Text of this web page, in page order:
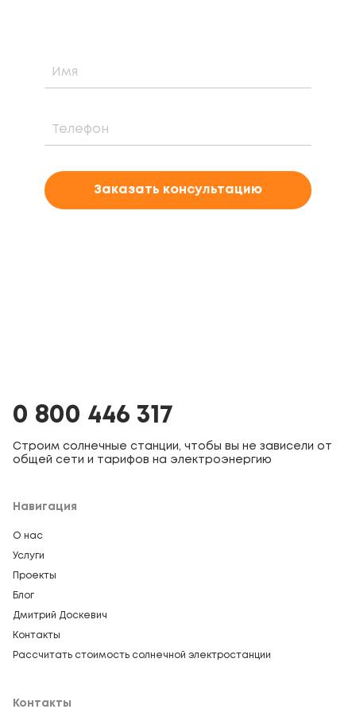
Заказать консультацию
0 800 446 317
Строим солнечные станции, чтобы вы не зависели от
общей сети и тарифов на электроэнергию
Навигация
О нас
Услуги
Проекты
Блог
Дмитрий Доскевич
Контакты
Рассчитать стоимость солнечной электростанции
Контакты